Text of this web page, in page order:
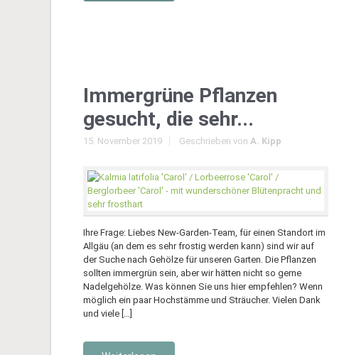
Immergrüne Pflanzen
gesucht, die sehr...
15. November 2019 Geschrieben von A. Kipp
Ihre Frage: Liebes New-Garden-Team, für einen Standort im
Allgäu (an dem es sehr frostig werden kann) sind wir auf
der Suche nach Gehölze für unseren Garten. Die Pflanzen
sollten immergrün sein, aber wir hätten nicht so gerne
Nadelgehölze. Was können Sie uns hier empfehlen? Wenn
möglich ein paar Hochstämme und Sträucher. Vielen Dank
und viele […]